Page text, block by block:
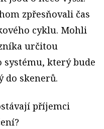
zpřesňovali čas
cyklu. Mohli
určitou
který bude
do skenerů.
příjemci